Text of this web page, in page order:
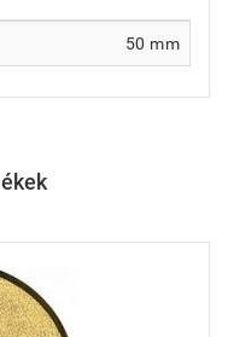
50 mm